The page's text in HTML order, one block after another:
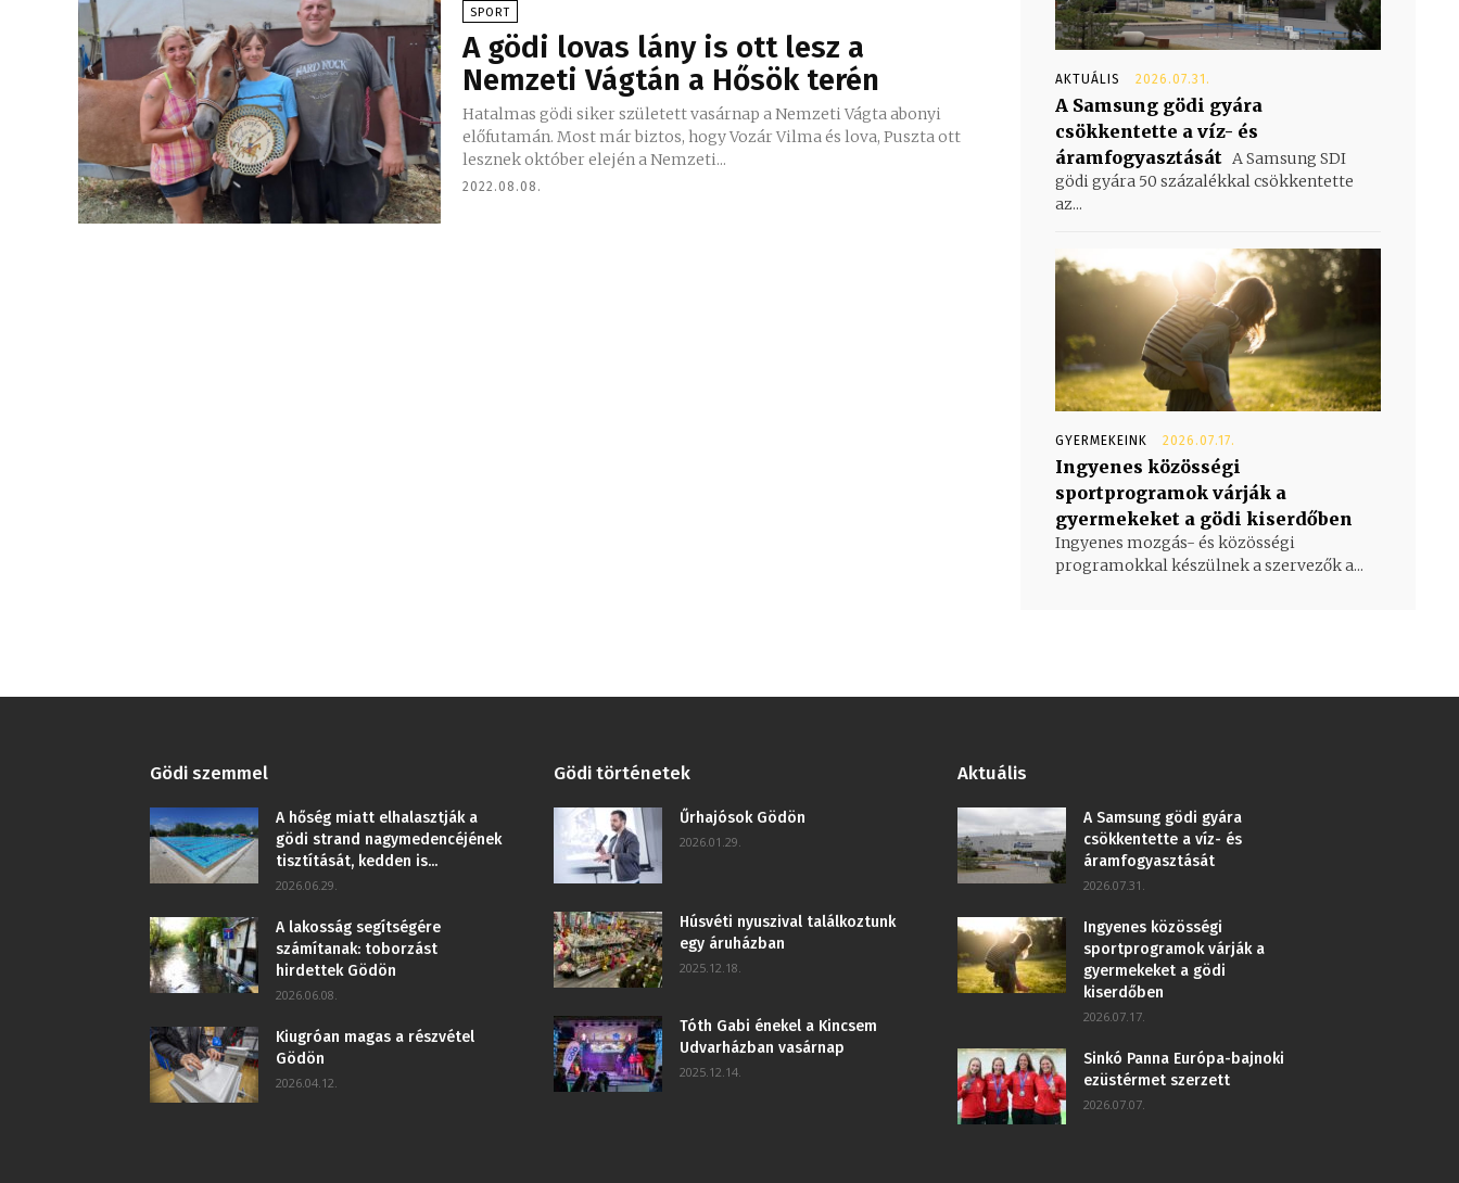
SPORT
A gödi lovas lány is ott lesz a
Nemzeti Vágtán a Hősök terén
Hatalmas gödi siker született vasárnap a Nemzeti Vágta abonyi
előfutamán. Most már biztos, hogy Vozár Vilma és lova, Puszta ott
lesznek október elején a Nemzeti...
2022.08.08.
AKTUÁLIS 2026.07.31.
A Samsung gödi gyára
csökkentette a víz- és
áramfogyasztását A Samsung SDI
gödi gyára 50 százalékkal csökkentette
az...
GYERMEKEINK 2026.07.17.
Ingyenes közösségi
sportprogramok várják a
gyermekeket a gödi kiserdőben
Ingyenes mozgás- és közösségi
programokkal készülnek a szervezők a...
Gödi szemmel
A hőség miatt elhalasztják a
gödi strand nagymedencéjének
tisztítását, kedden is...
2026.06.29.
A lakosság segítségére
számítanak: toborzást
hirdettek Gödön
2026.06.08.
Kiugróan magas a részvétel
Gödön
2026.04.12.
Gödi történetek
Űrhajósok Gödön
2026.01.29.
Húsvéti nyuszival találkoztunk
egy áruházban
2025.12.18.
Tóth Gabi énekel a Kincsem
Udvarházban vasárnap
2025.12.14.
Aktuális
A Samsung gödi gyára
csökkentette a víz- és
áramfogyasztását
2026.07.31.
Ingyenes közösségi
sportprogramok várják a
gyermekeket a gödi
kiserdőben
2026.07.17.
Sinkó Panna Európa-bajnoki
ezüstérmet szerzett
2026.07.07.